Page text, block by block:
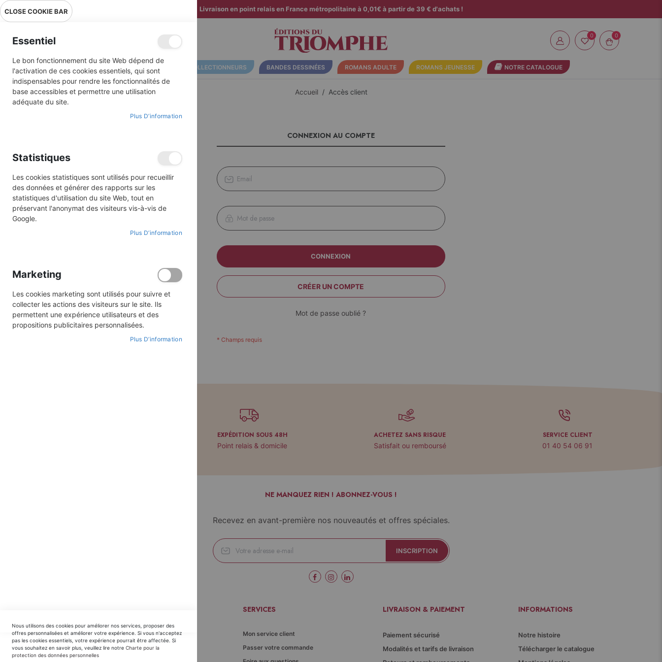
Livraison en point relais en France métropolitaine à 0,01€ à partir de 39 € d'achats !
0
ALBUMS ILLUSTRÉS BD COLLECTIONNEURS BANDES DESSINÉES ROMANS ADULTE ROMANS JEUNESSE NOTRE CATALOGUE
Accueil Accès client
CONNEXION AU COMPTE
CONNEXION
CRÉER UN COMPTE
Mot de passe oublié ?
EXPÉDITION SOUS 48H
Point relais & domicile
ACHETEZ SANS RISQUE
Satisfait ou remboursé
SERVICE CLIENT
01 40 54 06 91
NE MANQUEZ RIEN ! ABONNEZ-VOUS !
Recevez en avant-première nos nouveautés et offres spéciales.
INSCRIPTION
Horaires SAV :
du Lundi au Jeudi : 9h30 -12h30 / 14h - 17h30
Vendredi : 9h30 - 12h30 / 14h - 16h00
SERVICES
Mon service client
Passer votre commande
LIVRAISON & PAIEMENT
Paiement sécurisé
Modalités et tarifs de livraison
INFORMATIONS
Notre histoire
Télécharger le catalogue
CLOSE COOKIE BAR
Essentiel
Le bon fonctionnement du site Web dépend de
l'activation de ces cookies essentiels, qui sont
indispensables pour rendre les fonctionnalités de
base accessibles et permettre une utilisation
adéquate du site.
Plus D’information
Statistiques
Les cookies statistiques sont utilisés pour recueillir
des données et générer des rapports sur les
statistiques d'utilisation du site Web, tout en
préservant l'anonymat des visiteurs vis-à-vis de
Google.
Plus D’information
Marketing
Les cookies marketing sont utilisés pour suivre et
collecter les actions des visiteurs sur le site. Ils
permettent une expérience utilisateurs et des
propositions publicitaires personnalisées.
Plus D’information
Nous utilisons des cookies pour améliorer nos services, proposer des
offres personnalisées et améliorer votre expérience. Si vous n'acceptez
pas les cookies essentiels, votre expérience pourrait être affectée. Si
vous souhaitez en savoir plus, veuillez lire notre Charte pour la
protection des données personnelles